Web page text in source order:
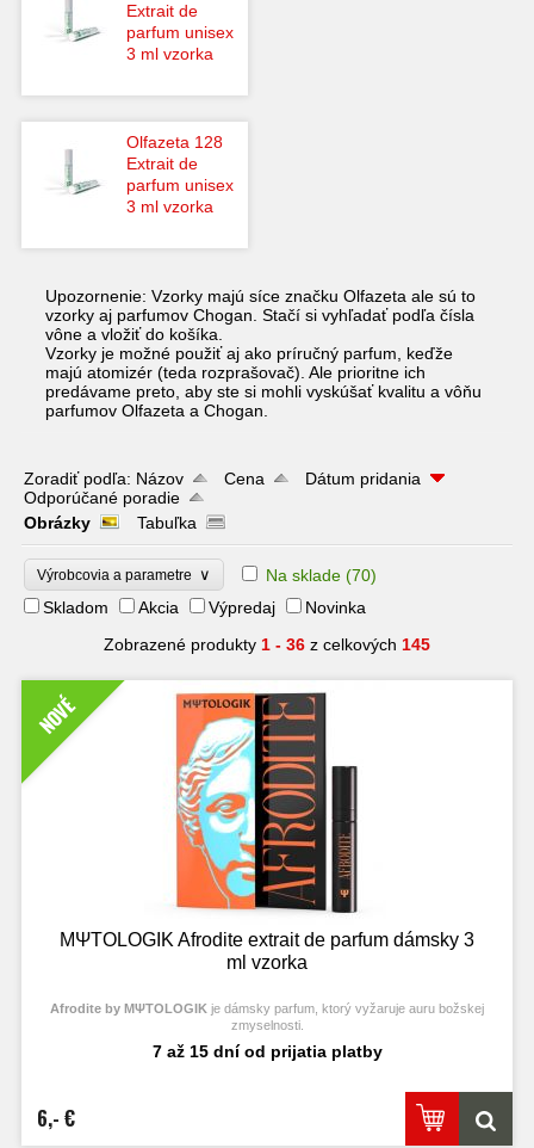
Extrait de
parfum unisex
3 ml vzorka
Olfazeta 128
Extrait de
parfum unisex
3 ml vzorka
Upozornenie: Vzorky majú síce značku Olfazeta ale sú to
vzorky aj parfumov Chogan. Stačí si vyhľadať podľa čísla
vône a vložiť do košíka.
Vzorky je možné použiť aj ako príručný parfum, keďže
majú atomizér (teda rozprašovač). Ale prioritne ich
predávame preto, aby ste si mohli vyskúšať kvalitu a vôňu
parfumov Olfazeta a Chogan.
Zoradiť podľa: Názov Cena
Dátum pridania
Odporúčané poradie
Obrázky
Tabuľka
Výrobcovia a parametre ∨ Na sklade (70)
Skladom
Akcia Výpredaj
Novinka
Zobrazené produkty 1 - 36 z celkových 145
NOVÉ
MΨTΟLOGIK Afrodite extrait de parfum dámsky 3
ml vzorka
Afrodite by MΨTΟLOGIK je dámsky parfum, ktorý vyžaruje auru božskej
zmyselnosti.
7 až 15 dní od prijatia platby
6,- €